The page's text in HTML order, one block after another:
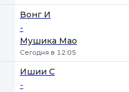
Вонг И
-
Мушика Мао
Сегодня в 12:05
Ишии С
-